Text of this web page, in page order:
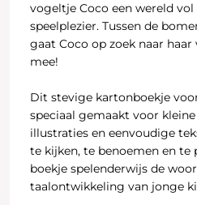
vogeltje Coco een wereld
speelplezier. Tussen de
gaat Coco op zoek naar
mee!
Dit stevige kartonboekje
speciaal gemaakt voor
illustraties en eenvoudige
te kijken, te benoemen en
boekje spelenderwijs de
taalontwikkeling van jonge